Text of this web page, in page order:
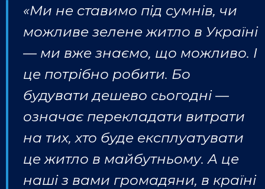
«Ми не ставимо під сумнів, чи
можливе зелене житло в Україні
— ми вже знаємо, що можливо. І
це потрібно робити. Бо
будувати дешево сьогодні —
означає перекладати витрати
на тих, хто буде експлуатувати
це житло в майбутньому. А це
наші з вами громадяни, в країні